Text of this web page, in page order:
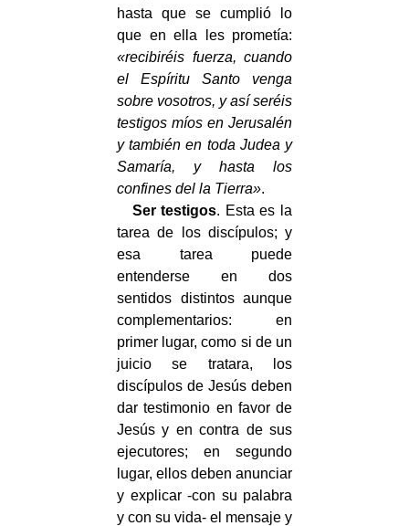
hasta que se cumplió lo
que en ella les prometía:
«recibiréis fuerza, cuando
el Espíritu Santo venga
sobre vosotros, y así seréis
testigos míos en Jerusalén
y también en toda Judea y
Samaría, y hasta los
confines del la Tierra».
Ser testigos. Esta es la
tarea de los discípulos; y
esa tarea puede
entenderse en dos
sentidos distintos aunque
complementarios: en
primer lugar, como si de un
juicio se tratara, los
discípulos de Jesús deben
dar testimonio en favor de
Jesús y en contra de sus
ejecutores; en segundo
lugar, ellos deben anunciar
y explicar -con su palabra
y con su vida- el mensaje y